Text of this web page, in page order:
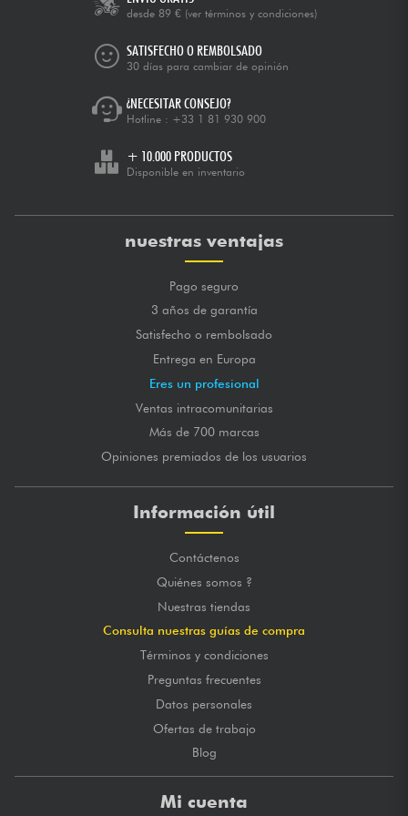
desde 89 € (ver términos y condiciones)
SATISFECHO O REMBOLSADO
30 días para cambiar de opinión
¿NECESITAR CONSEJO?
Hotline : +33 1 81 930 900
+ 10.000 PRODUCTOS
Disponible en inventario
nuestras ventajas
Pago seguro
3 años de garantía
Satisfecho o rembolsado
Entrega en Europa
Eres un profesional
Ventas intracomunitarias
Más de 700 marcas
Opiniones premiados de los usuarios
Información útil
Contáctenos
Quiénes somos ?
Nuestras tiendas
Consulta nuestras guías de compra
Términos y condiciones
Preguntas frecuentes
Datos personales
Ofertas de trabajo
Blog
Mi cuenta